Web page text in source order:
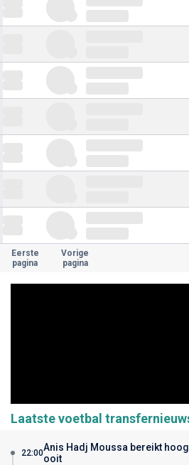
Eerste
pagina
Vorige
pagina
Laatste voetbal
22:00Anis Hadj Moussa bereikt
ooit